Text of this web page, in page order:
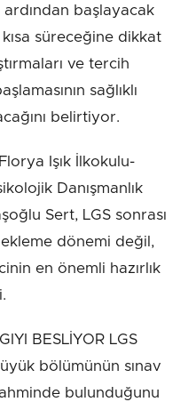
ardından başlayacak
süreceğine dikkat
ve tercih
sağlıklı
belirtiyor.
Işık İlkokulu-
Danışmanlık
Sert, LGS sonrası
dönemi değil,
en önemli hazırlık
BESLİYOR LGS
bölümünün sınav
bulunduğunu